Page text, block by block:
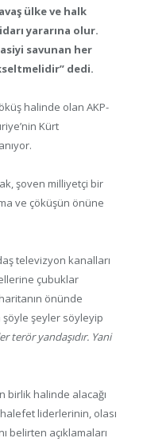
ülke ve halk
yararına olur.
savunan her
dedi.
halinde olan AKP-
Kürt
şoven milliyetçi bir
ve çöküşün önüne
televizyon kanalları
çubuklar
önünde
şeyler söyleyip
terör yandaşıdır. Yani
birlik halinde alacağı
liderlerinin, olası
belirten açıklamaları